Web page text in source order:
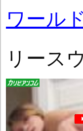
ワール
リース